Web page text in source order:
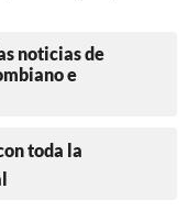
noticias de
e
toda la